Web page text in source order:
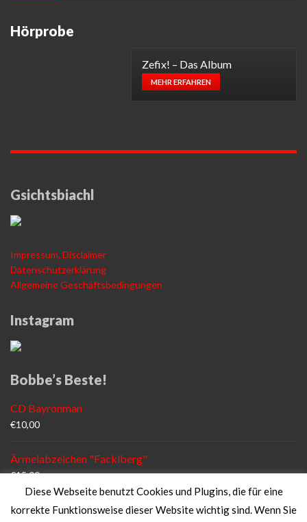
Hörprobe
Zefix! – Das Album
MEHR ERFAHREN
Gsichtsbiachl
Impressum, Disclaimer
Datenschutzerklärung
Allgemeine Geschäftsbedingungen
Instagram
Bobbe’s Beste!
CD Bayronman
€10,00
Ärmelabzeichen "Facklberg"
€15,00
Fanshirt "FF Facklberg"
Diese Webseite benutzt Cookies und Plugins, die für eine
korrekte Funktionsweise dieser Website wichtig sind. Wenn Sie